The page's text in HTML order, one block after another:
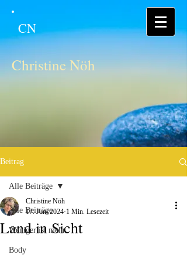
CN
Christine Nöh
Beitrag
Alle Beiträge
Weniger ist mehr
Body
Alle Beiträge
Land in Sicht
Christine Nöh
17. Juni 2024 1 Min. Lesezeit